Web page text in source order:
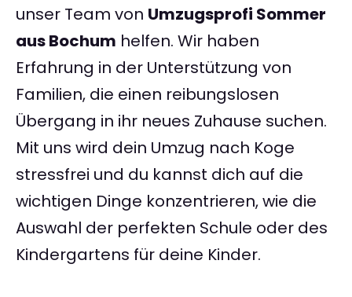
unser Team von Umzugsprofi Sommer
aus Bochum helfen. Wir haben
Erfahrung in der Unterstützung von
Familien, die einen reibungslosen
Übergang in ihr neues Zuhause suchen.
Mit uns wird dein Umzug nach Koge
stressfrei und du kannst dich auf die
wichtigen Dinge konzentrieren, wie die
Auswahl der perfekten Schule oder des
Kindergartens für deine Kinder.